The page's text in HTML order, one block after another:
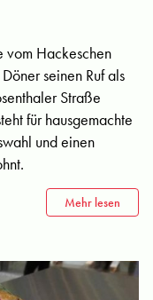
Hackeschen
seinen Ruf als
Straße
für hausgemachte
und einen
Mehr lesen